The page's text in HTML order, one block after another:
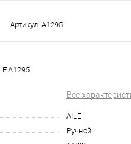
Артикул: A1295
A1295
Все
AILE
Ручной